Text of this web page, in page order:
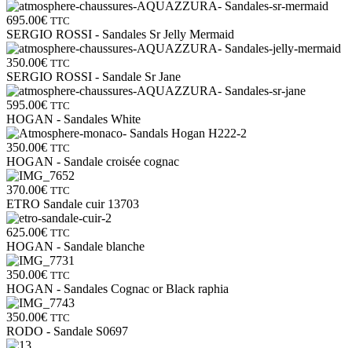
695.00€ TTC
SERGIO ROSSI - Sandales Sr Jelly Mermaid
350.00€ TTC
SERGIO ROSSI - Sandale Sr Jane
595.00€ TTC
HOGAN - Sandales White
350.00€ TTC
HOGAN - Sandale croisée cognac
370.00€ TTC
ETRO Sandale cuir 13703
625.00€ TTC
HOGAN - Sandale blanche
350.00€ TTC
HOGAN - Sandales Cognac or Black raphia
350.00€ TTC
RODO - Sandale S0697